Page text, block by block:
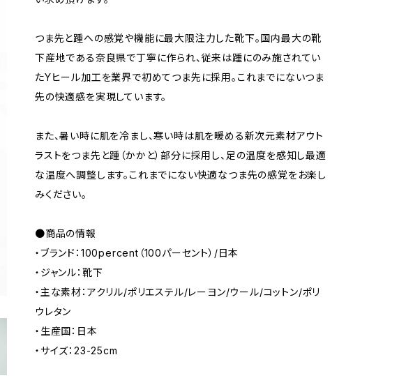
つま先と踵への感覚や機能に最大限注力した靴下。国内最大の靴
下産地である奈良県で丁寧に作られ、従来は踵にのみ施されてい
たYヒール加工を業界で初めてつま先に採用。これまでにないつま
先の快適感を実現しています。
また、暑い時に肌を冷まし、寒い時は肌を暖める新次元素材アウト
ラストをつま先と踵（かかと）部分に採用し、足の温度を感知し最適
な温度へ調整します。これまでにない快適なつま先の感覚をお楽し
みください。
●商品の情報
・ブランド：100percent（100パーセント）/日本
・ジャンル：靴下
・主な素材：アクリル/ポリエステル/レーヨン/ウール/コットン/ポリ
ウレタン
・生産国：日本
・サイズ：23-25cm